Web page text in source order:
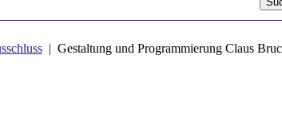
| Gestaltung und Programmierung Claus